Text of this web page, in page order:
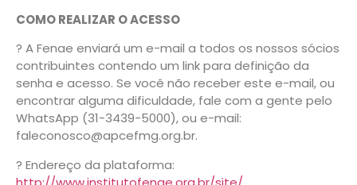
COMO REALIZAR O ACESSO
? A Fenae enviará um e-mail a todos os nossos sócios
contribuintes contendo um link para definição da
senha e acesso. Se você não receber este e-mail, ou
encontrar alguma dificuldade, fale com a gente pelo
WhatsApp (31-3439-5000), ou e-mail:
faleconosco@apcefmg.org.br.
? Endereço da plataforma: